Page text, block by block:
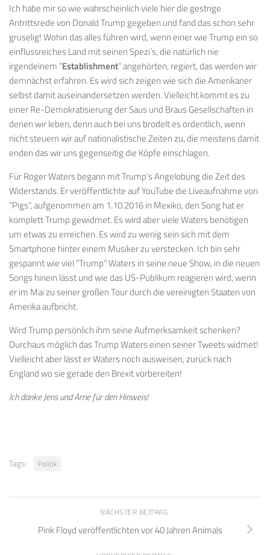
Ich habe mir so wie wahrscheinlich viele hier die gestrige
Antrittsrede von Donald Trump gegeben und fand das schon sehr
gruselig! Wohin das alles führen wird, wenn einer wie Trump ein so
einflussreiches Land mit seinen Spezi’s, die natürlich nie
irgendeinem “Establishment” angehörten, regiert, das werden wir
demnächst erfahren. Es wird sich zeigen wie sich die Amerikaner
selbst damit auseinandersetzen werden. Vielleicht kommt es zu
einer Re-Demokratisierung der Saus und Braus Gesellschaften in
denen wir leben, denn auch bei uns brodelt es ordentlich, wenn
nicht steuern wir auf nationalistische Zeiten zu, die meistens damit
enden das wir uns gegenseitig die Köpfe einschlagen.
Für Roger Waters begann mit Trump’s Angelobung die Zeit des
Widerstands. Er veröffentlichte auf YouTube die Liveaufnahme von
“Pigs”, aufgenommen am 1.10.2016 in Mexiko, den Song hat er
komplett Trump gewidmet. Es wird aber viele Waters benötigen
um etwas zu erreichen. Es wird zu wenig sein sich mit dem
Smartphone hinter einem Musiker zu verstecken. Ich bin sehr
gespannt wie viel “Trump” Waters in seine neue Show, in die neuen
Songs hinein lässt und wie das US-Publikum reagieren wird, wenn
er im Mai zu seiner großen Tour durch die vereinigten Staaten von
Amerika aufbricht.
Wird Trump persönlich ihm seine Aufmerksamkeit schenken?
Durchaus möglich das Trump Waters einen seiner Tweets widmet!
Vielleicht aber lässt er Waters noch ausweisen, zurück nach
England wo sie gerade den Brexit vorbereiten!
Ich danke Jens und Arne für den Hinweis!
Tags: Politik
NÄCHSTER BEITRAG
Pink Floyd veröffentlichten vor 40 Jahren Animals